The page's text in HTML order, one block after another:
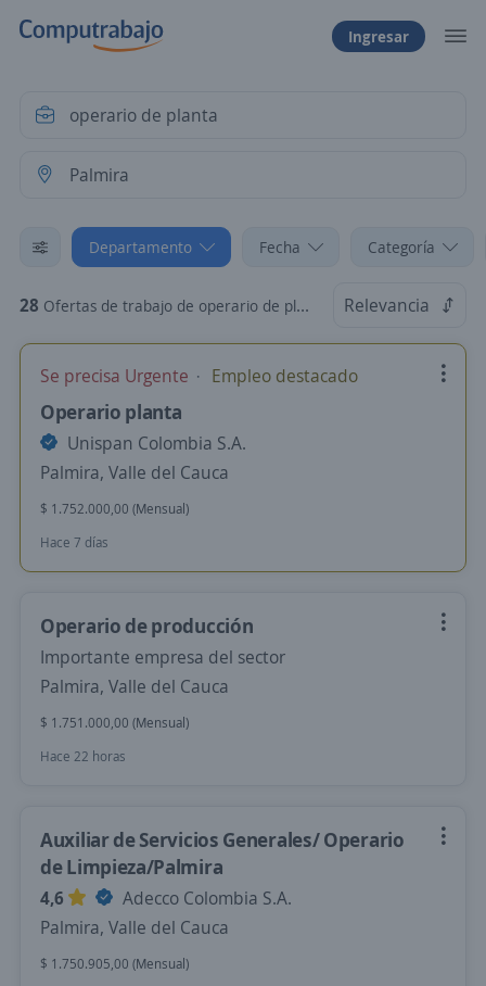
Ingresar
Departamento Fecha Categoría
28 Ofertas de trabajo de operario de planta en Palmira, Valle del Cauca Relevancia
Se precisa Urgente Empleo destacado
Operario planta
Unispan Colombia S.A.
Palmira, Valle del Cauca
$ 1.752.000,00 (Mensual)
Hace 7 días
Operario de producción
Importante empresa del sector
Palmira, Valle del Cauca
$ 1.751.000,00 (Mensual)
Hace 22 horas
Auxiliar de Servicios Generales/ Operario
de Limpieza/Palmira
4,6
Adecco Colombia S.A.
Palmira, Valle del Cauca
$ 1.750.905,00 (Mensual)